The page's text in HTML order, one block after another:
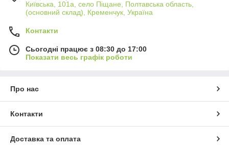
Київська, 101а, село Піщане, Полтавська область,
(основний склад), Кременчук, Україна
Контакти
Сьогодні працює з 08:30 до 17:00
Показати весь графік роботи
Про нас
Контакти
Доставка та оплата